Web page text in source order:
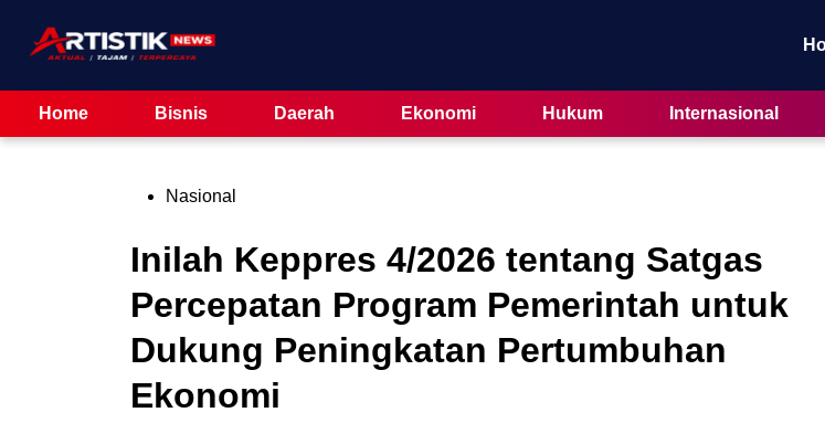
content
Home Bisnis Daerah Ekonomi Hukum Internasional
PostedNasional
Inilah Keppres 4/2026 tentang Satgas
Percepatan Program Pemerintah untuk
Dukung Peningkatan Pertumbuhan
Ekonomi